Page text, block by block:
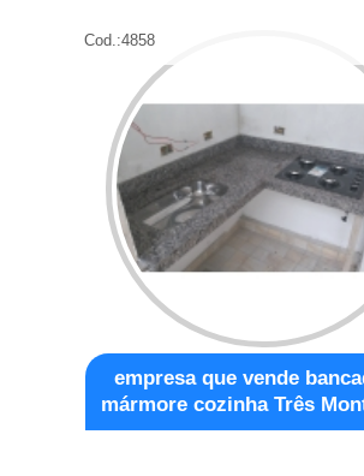
Cod.:4858
empresa que vende
mármore cozinha Três